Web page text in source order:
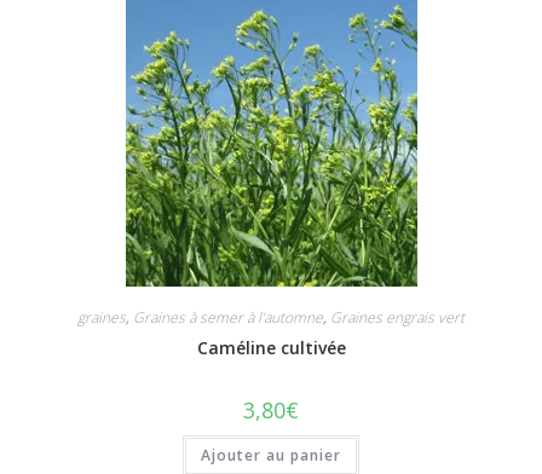
graines, Graines à semer à l'automne, Graines engrais vert
Caméline cultivée
3,80€
Ajouter au panier